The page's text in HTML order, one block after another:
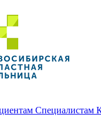
Специалистам